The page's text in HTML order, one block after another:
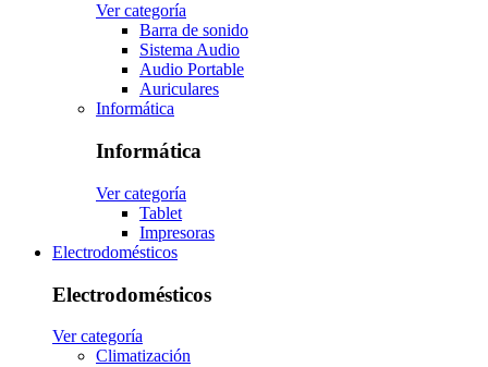
Ver categoría
Barra de sonido
Sistema Audio
Audio Portable
Auriculares
Informática
Informática
Ver categoría
Tablet
Impresoras
Electrodomésticos
Electrodomésticos
Ver categoría
Climatización